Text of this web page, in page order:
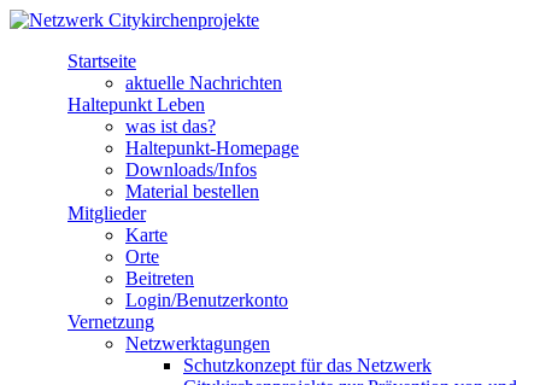
Direkt zum Inhalt
Netzwerk
Citykirchenprojekte
Startseite
aktuelle Nachrichten
Haltepunkt Leben
was ist das?
Haltepunkt-Homepage
Downloads/Infos
Material bestellen
Mitglieder
Karte
Orte
Beitreten
Login/Benutzerkonto
Vernetzung
Netzwerktagungen
Schutzkonzept für das Netzwerk